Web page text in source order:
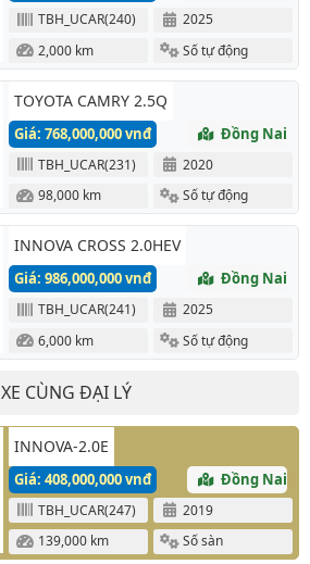
TBH_UCAR(240)
2025
2,000 km
Số tự động
TOYOTA CAMRY 2.5Q
Giá: 768,000,000 vnđ Đồng Nai
TBH_UCAR(231)
2020
98,000 km
Số tự động
INNOVA CROSS 2.0HEV
Giá: 986,000,000 vnđ Đồng Nai
TBH_UCAR(241)
2025
6,000 km
Số tự động
XE CÙNG ĐẠI LÝ
INNOVA-2.0E
Giá: 408,000,000 vnđ Đồng Nai
TBH_UCAR(247)
2019
139,000 km
Số sàn